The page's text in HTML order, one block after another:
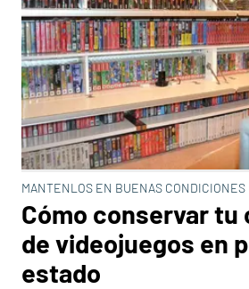
MANTENLOS EN BUENAS CONDICIONES
Cómo conservar tu
de videojuegos en
estado